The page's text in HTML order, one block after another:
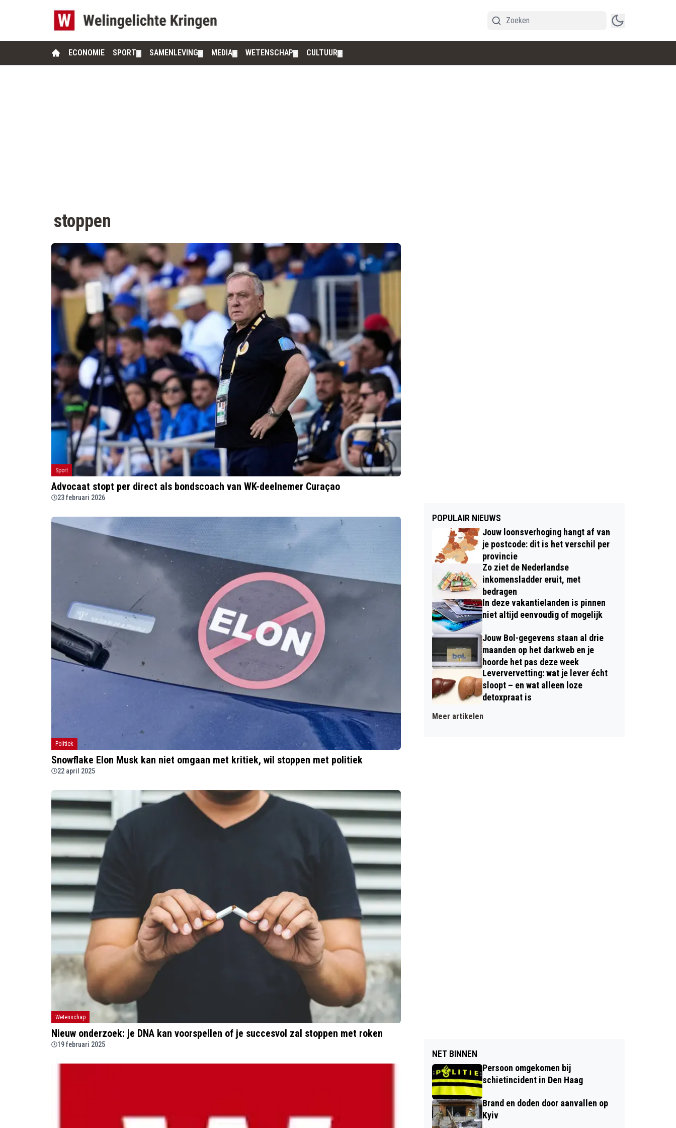
ECONOMIE SPORT SAMENLEVING MEDIA WETENSCHAP CULTUUR
stoppen
Sport
Advocaat stopt per direct als bondscoach van WK-deelnemer Curaçao
23 februari 2026
Politiek
Snowflake Elon Musk kan niet omgaan met kritiek, wil stoppen met politiek
22 april 2025
Wetenschap
Nieuw onderzoek: je DNA kan voorspellen of je succesvol zal stoppen met roken
19 februari 2025
POPULAIR NIEUWS
Jouw loonsverhoging hangt af van
je postcode: dit is het verschil per
provincie
Zo ziet de Nederlandse
inkomensladder eruit, met
bedragen
In deze vakantielanden is pinnen
niet altijd eenvoudig of mogelijk
Jouw Bol-gegevens staan al drie
maanden op het darkweb en je
hoorde het pas deze week
Leververvetting: wat je lever écht
sloopt – en wat alleen loze
detoxpraat is
Meer artikelen
NET BINNEN
Persoon omgekomen bij
schietincident in Den Haag
Brand en doden door aanvallen op
Kyiv